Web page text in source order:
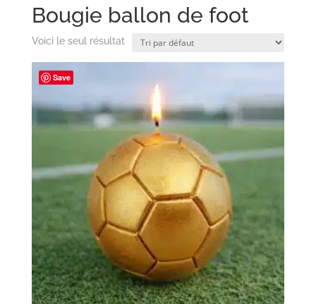
Bougie ballon de foot
Voici le seul résultat
Save